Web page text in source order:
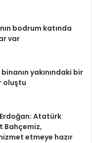
bodrum katında
var
binanın yakınındaki bir
oluştu
Atatürk
Bahçemiz,
etmeye hazır